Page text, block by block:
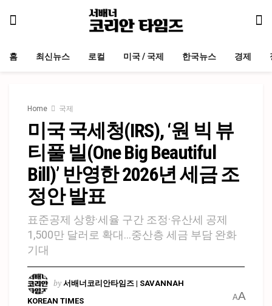
홈 최신뉴스 로컬 미국 / 국제 한국뉴스 경제
Home 국제
미국 국세청(IRS), ‘원 빅 뷰
티풀 빌(One Big Beautiful
Bill)’ 반영한 2026년 세금 조
정안 발표
표준공제 상향·세율 구간 조정·유산세 공제
1,500만 달러로 확대…중산층 세금 부담 완화
기대
by 서배너코리안타임즈 | SAVANNAH
KOREAN TIMES
AA